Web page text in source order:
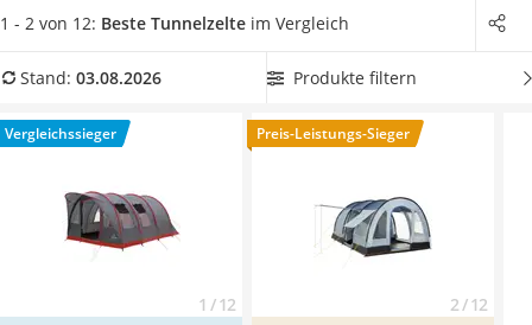
Nachtsichtgerät
Handgepäck-Koffer
Wanderschuhe Herren
Sicherheitsweste Reiten
Camping-Urlaub gemeinsam mit Freunden oder der Familie
einzubüßen. In unserer Vergleichstabelle haben wir
Überzeugt hat uns hier im August 2026 besonders das
ModellJustcamp Atlanta 7 mit seinen Eigenschaften.
1 - 2 von 12: Beste Tunnelzelte im Vergleich
Stand: 03.08.2026 Produkte filtern
Vergleichssieger
1 / 12
Preis-Leistungs-Sieger
2 / 12